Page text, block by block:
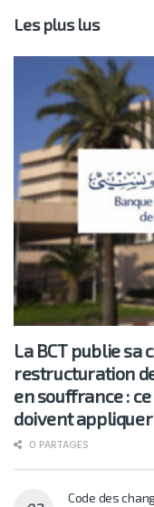
Les plus lus
La BCT publie sa
restructuration
en souffrance :
doivent appliquer
0 PARTAGES
Code des